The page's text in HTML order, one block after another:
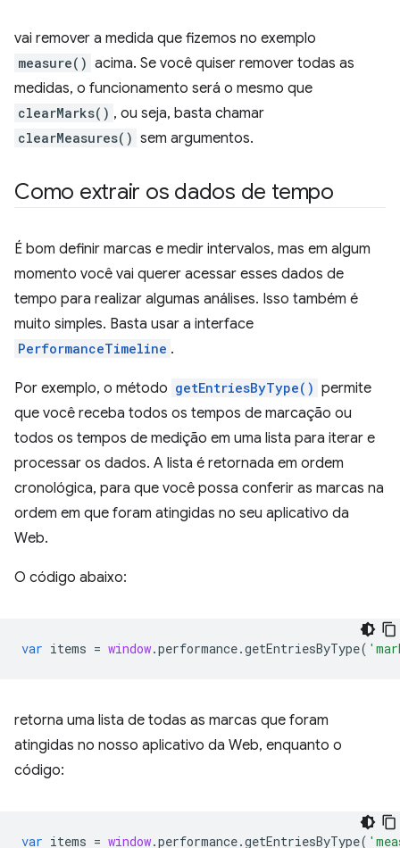
vai remover a medida que fizemos no exemplo
measure() acima. Se você quiser remover todas as
medidas, o funcionamento será o mesmo que
clearMarks() , ou seja, basta chamar
clearMeasures() sem argumentos.
Como extrair os dados de tempo
É bom definir marcas e medir intervalos, mas em algum
momento você vai querer acessar esses dados de
tempo para realizar algumas análises. Isso também é
muito simples. Basta usar a interface
PerformanceTimeline .
Por exemplo, o método getEntriesByType() permite
que você receba todos os tempos de marcação ou
todos os tempos de medição em uma lista para iterar e
processar os dados. A lista é retornada em ordem
cronológica, para que você possa conferir as marcas na
ordem em que foram atingidas no seu aplicativo da
Web.
O código abaixo:
var items = window.performance.getEntriesByType(
retorna uma lista de todas as marcas que foram
atingidas no nosso aplicativo da Web, enquanto o
código:
var items = window.performance.getEntriesByType(